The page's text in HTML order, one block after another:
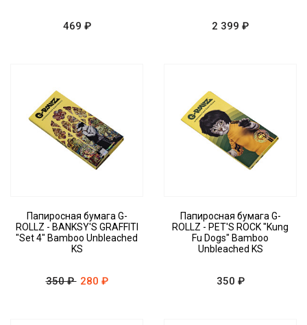
469 ₽ 2 399 ₽
Папиросная бумага G-
ROLLZ - BANKSY'S GRAFFITI
"Set 4" Bamboo Unbleached
KS
350 ₽ 280 ₽
Папиросная бумага G-
ROLLZ - PET'S ROCK "Kung
Fu Dogs" Bamboo
Unbleached KS
350 ₽